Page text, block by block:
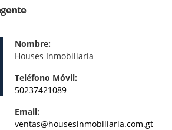
Nombre:
Houses Inmobiliaria
Teléfono Móvil:
50237421089
Email:
ventas@housesinmobiliaria.com.gt